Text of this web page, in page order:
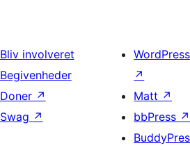
Bliv involveret
Begivenheder
Doner ↗
Swag ↗
↗
Matt ↗
bbPress ↗